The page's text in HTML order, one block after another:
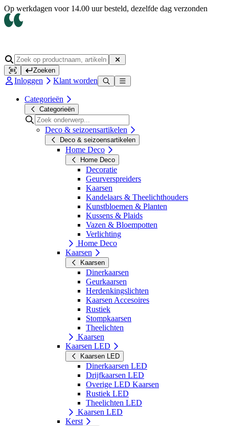
Op werkdagen voor 14.00 uur besteld, dezelfde dag verzonden
Zoeken
Inloggen Klant worden
Categorieën
Categorieën
Deco & seizoensartikelen
Deco & seizoensartikelen
Home Deco
Home Deco
Decoratie
Geurverspreiders
Kaarsen
Kandelaars & Theelichthouders
Kunstbloemen & Planten
Kussens & Plaids
Vazen & Bloempotten
Verlichting
Home Deco
Kaarsen
Kaarsen
Dinerkaarsen
Geurkaarsen
Herdenkingslichten
Kaarsen Accesoires
Rustiek
Stompkaarsen
Theelichten
Kaarsen
Kaarsen LED
Kaarsen LED
Dinerkaarsen LED
Drijfkaarsen LED
Overige LED Kaarsen
Rustiek LED
Theelichten LED
Kaarsen LED
Kerst